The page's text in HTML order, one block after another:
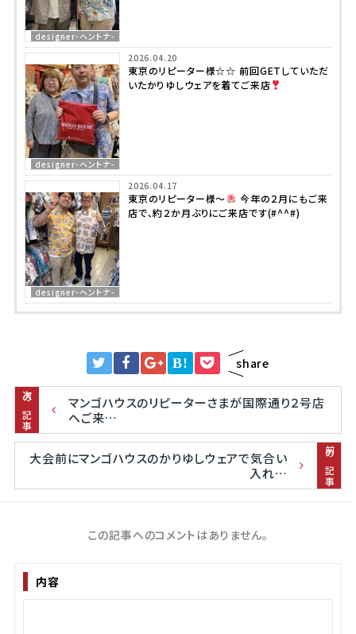
designer-ヘントナ-
designer-ヘントナ-
2026.04.20
東京のリピーター様☆☆ 前回GETしていただ
いたかりゆしウェアを着てご来店
designer-ヘントナ-
2026.04.17
東京のリピーター様～
今年の２月にもご来
店で、約２か月ぶりにご来店です(#^^#)
B! share
次の記事
マンゴハウスのリピーターさまが国際通り２号店
へご来…
前の記事
大会前にマンゴハウスのかりゆしウェアで気合い
入れ…
この記事へのコメントはありません。
内容